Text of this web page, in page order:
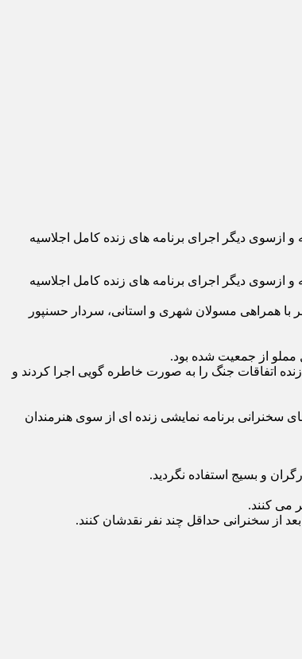
ازسوی دیگر اجرای برنامه های زنده کامل اجلاسیه
ازسوی دیگر اجرای برنامه های زنده کامل اجلاسیه
ومردم شهر با همراهی مسولان شهری و استانی، سردار حسنپور
اتفاقات جنگ را به صورت خاطره گویی اجرا کردند و
سخنرانی برنامه نمایشی زنده ای از سوی هنرمندان
و بسیج استفاده نگردید.
می کنند.
از سخنرانی حداقل چند نفر نقدشان کنند.